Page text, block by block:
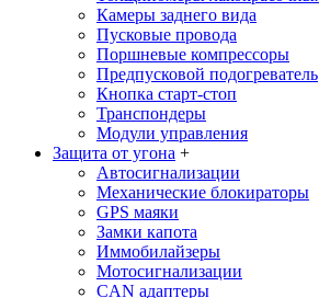
Камеры заднего вида
Пусковые провода
Поршневые компрессоры
Предпусковой подогреватель
Кнопка старт-стоп
Транспондеры
Модули управления
Защита от угона +
Автосигнализации
Механические блoкираторы
GPS маяки
Замки капота
Иммобилайзеры
Мотосигнализации
CAN адаптеры